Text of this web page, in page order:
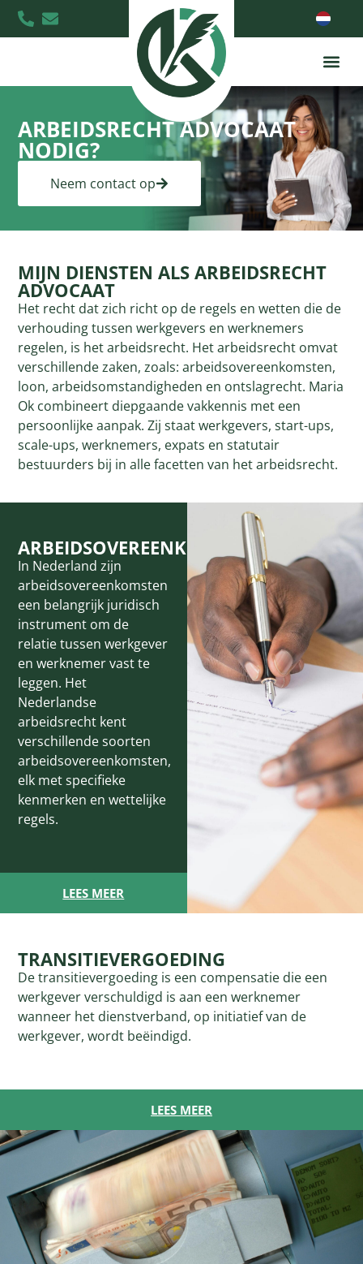
ARBEIDSRECHT ADVOCAAT
NODIG?
Neem contact op
MIJN DIENSTEN ALS ARBEIDSRECHT
ADVOCAAT
Het recht dat zich richt op de regels en wetten die de
verhouding tussen werkgevers en werknemers
regelen, is het arbeidsrecht. Het arbeidsrecht omvat
verschillende zaken, zoals: arbeidsovereenkomsten,
loon, arbeidsomstandigheden en ontslagrecht. Maria
Ok combineert diepgaande vakkennis met een
persoonlijke aanpak. Zij staat werkgevers, start-ups,
scale-ups, werknemers, expats en statutair
bestuurders bij in alle facetten van het arbeidsrecht.
ARBEIDSOVEREENKOMSTEN
In Nederland zijn
arbeidsovereenkomsten
een belangrijk juridisch
instrument om de
relatie tussen werkgever
en werknemer vast te
leggen. Het
Nederlandse
arbeidsrecht kent
verschillende soorten
arbeidsovereenkomsten,
elk met specifieke
kenmerken en wettelijke
regels.
LEES MEER
TRANSITIEVERGOEDING
De transitievergoeding is een compensatie die een
werkgever verschuldigd is aan een werknemer
wanneer het dienstverband, op initiatief van de
werkgever, wordt beëindigd.
LEES MEER